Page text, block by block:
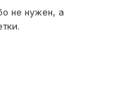
не нужен, а